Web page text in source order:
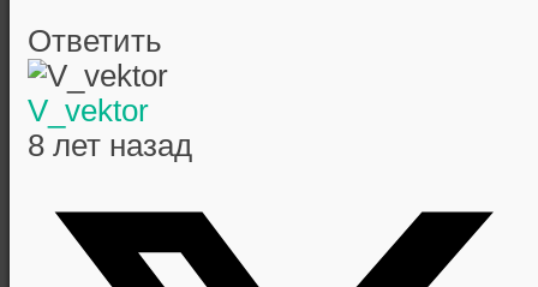
Ответить
V_vektor
8 лет назад